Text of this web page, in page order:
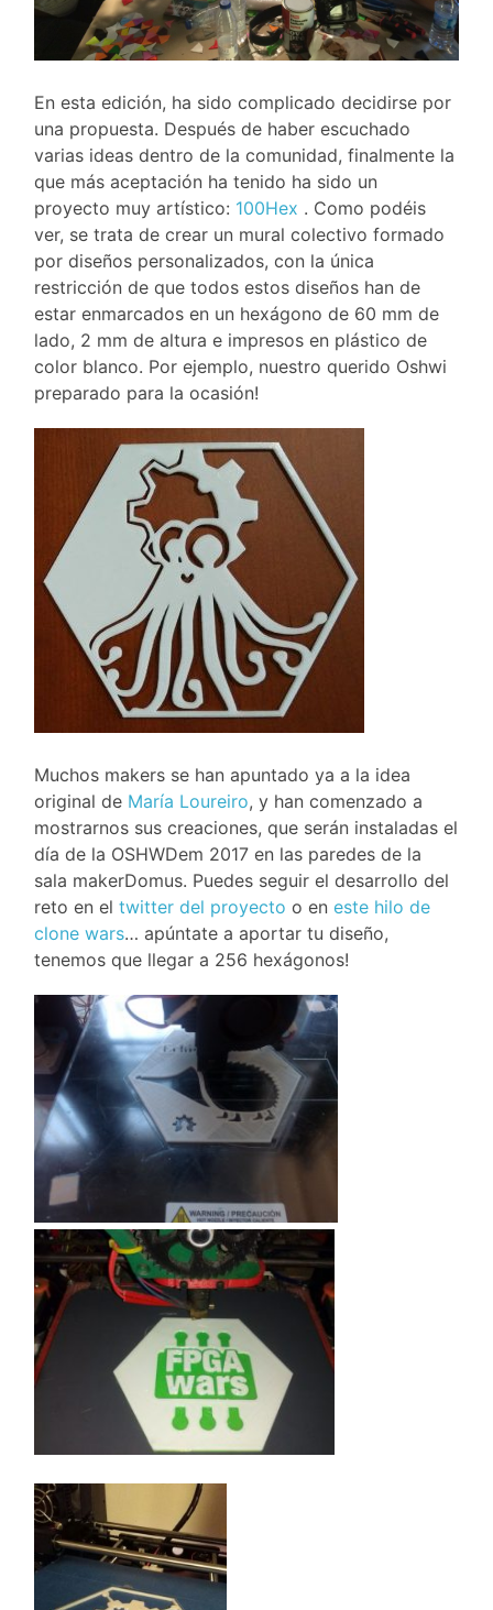
En esta edición, ha sido complicado decidirse por
una propuesta. Después de haber escuchado
varias ideas dentro de la comunidad, finalmente la
que más aceptación ha tenido ha sido un
proyecto muy artístico: 100Hex . Como podéis
ver, se trata de crear un mural colectivo formado
por diseños personalizados, con la única
restricción de que todos estos diseños han de
estar enmarcados en un hexágono de 60 mm de
lado, 2 mm de altura e impresos en plástico de
color blanco. Por ejemplo, nuestro querido Oshwi
preparado para la ocasión!
Muchos makers se han apuntado ya a la idea
original de María Loureiro, y han comenzado a
mostrarnos sus creaciones, que serán instaladas el
día de la OSHWDem 2017 en las paredes de la
sala makerDomus. Puedes seguir el desarrollo del
reto en eltwitter del proyecto o eneste hilo de
clone wars… apúntate a aportar tu diseño,
tenemos que llegar a 256 hexágonos!